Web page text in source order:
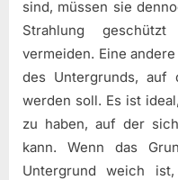
sind, müssen sie
Strahlung
vermeiden. Eine
des Untergrunds, auf
werden soll. Es ist
zu haben, auf der
kann. Wenn das
Untergrund weich